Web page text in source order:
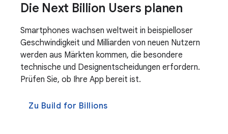
Die Next Billion Users planen
Smartphones wachsen weltweit in beispielloser
Geschwindigkeit und Milliarden von neuen Nutzern
werden aus Märkten kommen, die besondere
technische und Designentscheidungen erfordern.
Prüfen Sie, ob Ihre App bereit ist.
Zu Build for Billions